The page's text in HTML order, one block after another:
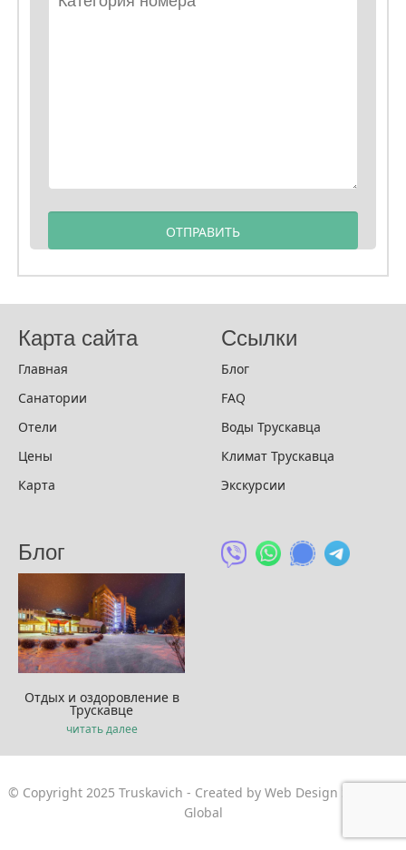
Карта сайта
Главная
Санатории
Отели
Цены
Карта
Ссылки
Блог
FAQ
Воды Трускавца
Климат Трускавца
Экскурсии
Блог
Отдых и оздоровление в
Трускавце
читать далее
© Copyright 2025 Truskavich - Created by Web Design Sun
Global